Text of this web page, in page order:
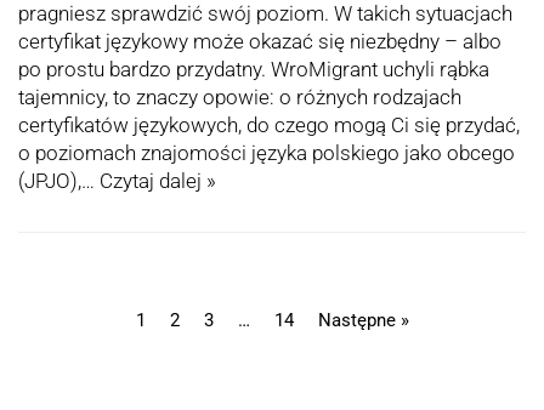
pragniesz sprawdzić swój poziom. W takich sytuacjach
certyfikat językowy może okazać się niezbędny – albo
po prostu bardzo przydatny. WroMigrant uchyli rąbka
tajemnicy, to znaczy opowie: o różnych rodzajach
certyfikatów językowych, do czego mogą Ci się przydać,
o poziomach znajomości języka polskiego jako obcego
(JPJO),… Czytaj dalej »
1 2 3 … 14 Następne »